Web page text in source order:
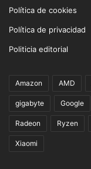
Política de cookies
Política de privacidad
Politicia editorial
Amazon AMD
gigabyte Google
Radeon Ryzen
Xiaomi